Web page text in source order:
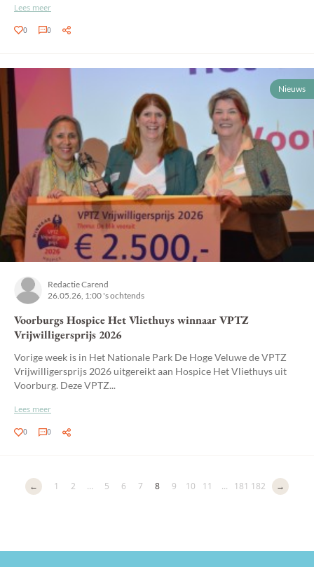
Lees meer
0 0
Nieuws
Redactie Carend
26.05.26, 1:00 's ochtends
Voorburgs Hospice Het Vliethuys winnaar VPTZ
Vrijwilligersprijs 2026
Vorige week is in Het Nationale Park De Hoge Veluwe de VPTZ
Vrijwilligersprijs 2026 uitgereikt aan Hospice Het Vliethuys uit
Voorburg. Deze VPTZ...
Lees meer
0 0
← 1 2 ... 5 6 7 8 9 10 11 ... 181 182 →